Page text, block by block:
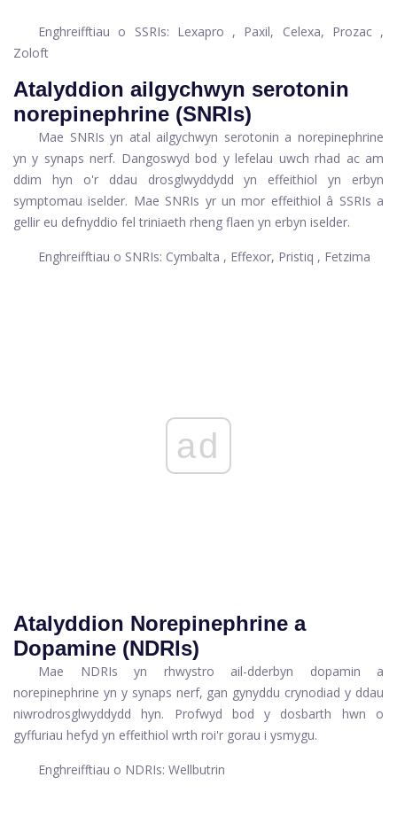
Enghreifftiau o SSRIs: Lexapro , Paxil, Celexa, Prozac ,
Zoloft
Atalyddion ailgychwyn serotonin
norepinephrine (SNRIs)
Mae SNRIs yn atal ailgychwyn serotonin a norepinephrine
yn y synaps nerf. Dangoswyd bod y lefelau uwch rhad ac am
ddim hyn o'r ddau drosglwyddydd yn effeithiol yn erbyn
symptomau iselder. Mae SNRIs yr un mor effeithiol â SSRIs a
gellir eu defnyddio fel triniaeth rheng flaen yn erbyn iselder.
Enghreifftiau o SNRIs: Cymbalta , Effexor, Pristiq , Fetzima
ad
Atalyddion Norepinephrine a
Dopamine (NDRIs)
Mae NDRIs yn rhwystro ail-dderbyn dopamin a
norepinephrine yn y synaps nerf, gan gynyddu crynodiad y ddau
niwrodrosglwyddydd hyn. Profwyd bod y dosbarth hwn o
gyffuriau hefyd yn effeithiol wrth roi'r gorau i ysmygu.
Enghreifftiau o NDRIs: Wellbutrin